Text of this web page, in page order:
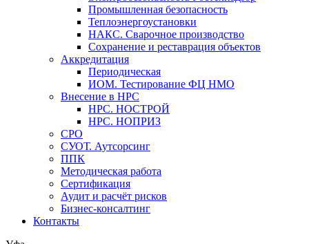
Промышленная безопасность
Теплоэнергоустановки
НАКС. Сварочное производство
Сохранение и реставрация объектов
Аккредитация
Периодическая
ИОМ. Тестирование ФЦ НМО
Внесение в НРС
НРС. НОСТРОЙ
НРС. НОПРИЗ
СРО
СУОТ. Аутсорсинг
ППК
Методическая работа
Сертификация
Аудит и расчёт рисков
Бизнес-консалтинг
Контакты